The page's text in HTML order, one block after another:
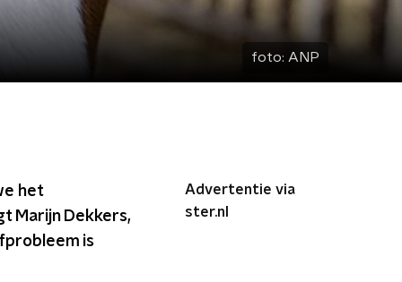
foto: ANP
het
Marijn Dekkers,
is
Advertentie via
ster.nl